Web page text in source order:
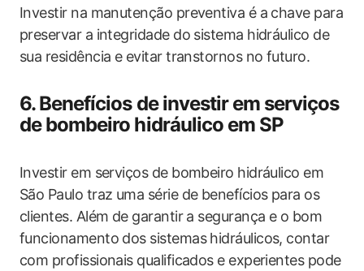
Investir na manutenção preventiva é a chave para
preservar a integridade do sistema hidráulico de
sua residência e evitar transtornos no futuro.
6. Benefícios de investir em serviços
de bombeiro hidráulico em SP
Investir em serviços de bombeiro hidráulico em
São Paulo traz uma série de benefícios para os
clientes. Além de garantir a segurança e o bom
funcionamento dos sistemas hidráulicos, contar
com profissionais qualificados e experientes pode